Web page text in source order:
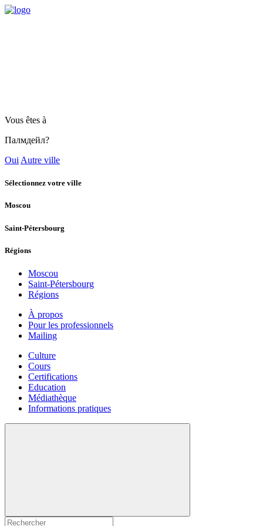
Vous êtes à
Палмдейл?
Oui Autre ville
Sélectionnez votre ville
Moscou
Saint-Pétersbourg
Régions
Moscou
Saint-Pétersbourg
Régions
À propos
Pour les professionnels
Mailing
Culture
Cours
Certifications
Education
Médiathèque
Informations pratiques